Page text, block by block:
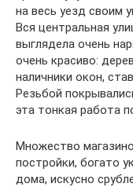
на весь уезд своим
Вся центральная
выглядела очень
очень красиво:
наличники окон,
Резьбой
эта тонкая работа
Множество
постройки, богато
дома, искусно